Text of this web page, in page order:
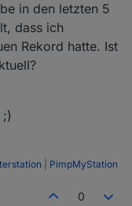
in den letzten 5
dass ich
Rekord hatte. Ist
PimpMyStation
0